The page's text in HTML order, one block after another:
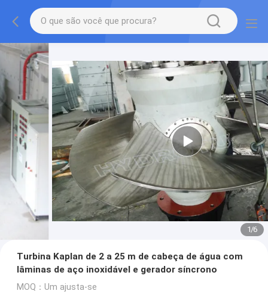
1/6
Turbina Kaplan de 2 a 25 m de cabeça de água com
lâminas de aço inoxidável e gerador síncrono
MOQ：Um ajusta-se